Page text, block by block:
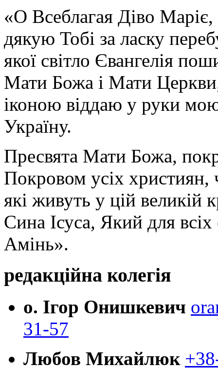
«О Всеблагая Діво
дякую Тобі за ласку
якої світло Євангелія
Мати Божа і Мати
іконою віддаю у руки
Україну.
Пресвята Мати Божа,
Покровом усіх християн,
які живуть у цій великій
Сина Ісуса, Який для
Амінь».
редакційна колегія
о. Ігор Онишкевич
31-57
Любов Михайлюк